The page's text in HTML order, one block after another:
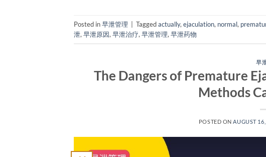
Posted in早泄管理 Taggedactually, ejaculation, normal,
泄, 早泄原因, 早泄治疗, 早泄管理, 早泄药物
早
The Dangers of Premature
Methods
POSTED ONAUGUST